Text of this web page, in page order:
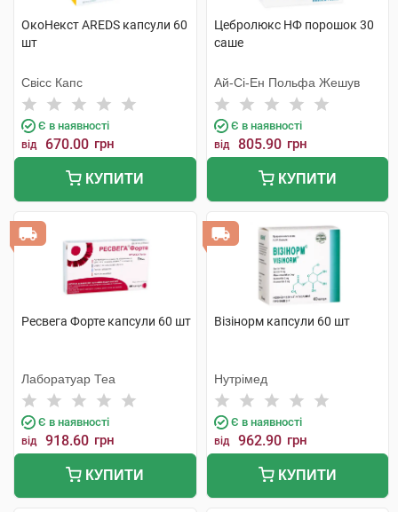
ОкоНекст AREDS капсули 60
шт
Свісс Капс
Є в наявності
від 670.00 грн
КУПИТИ
Цебролюкс НФ порошок 30
саше
Ай-Сі-Ен Польфа Жешув
Є в наявності
від 805.90 грн
КУПИТИ
Ресвега Форте капсули 60 шт
Лаборатуар Теа
Є в наявності
від 918.60 грн
КУПИТИ
Візінорм капсули 60 шт
Нутрімед
Є в наявності
від 962.90 грн
КУПИТИ